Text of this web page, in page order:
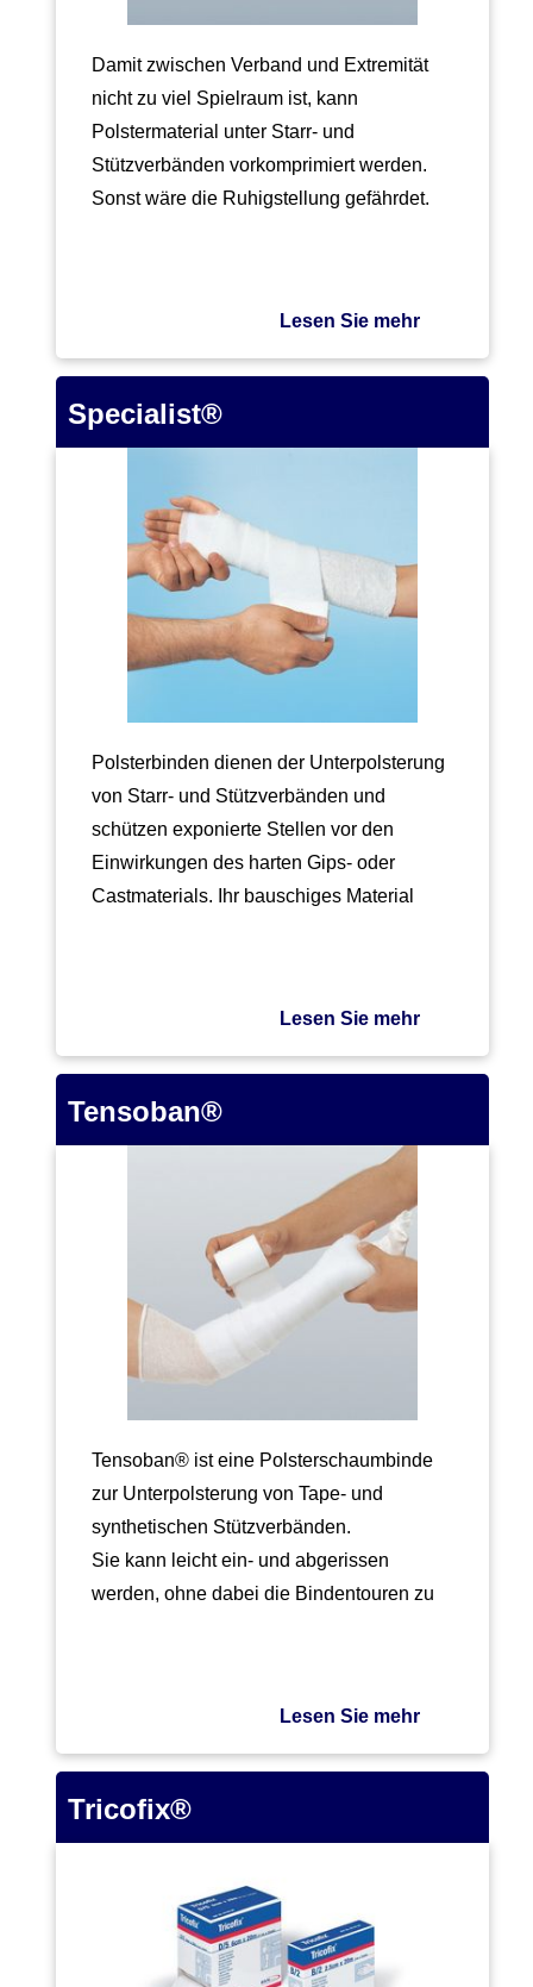
Damit zwischen Verband und Extremität
nicht zu viel Spielraum ist, kann
Polstermaterial unter Starr- und
Stützverbänden vorkomprimiert werden.
Sonst wäre die Ruhigstellung gefährdet.
Lesen Sie mehr
Specialist®
Polsterbinden dienen der Unterpolsterung
von Starr- und Stützverbänden und
schützen exponierte Stellen vor den
Einwirkungen des harten Gips- oder
Castmaterials. Ihr bauschiges Material
Lesen Sie mehr
Tensoban®
Tensoban® ist eine Polsterschaumbinde
zur Unterpolsterung von Tape- und
synthetischen Stützverbänden.
Sie kann leicht ein- und abgerissen
werden, ohne dabei die Bindentouren zu
Lesen Sie mehr
Tricofix®